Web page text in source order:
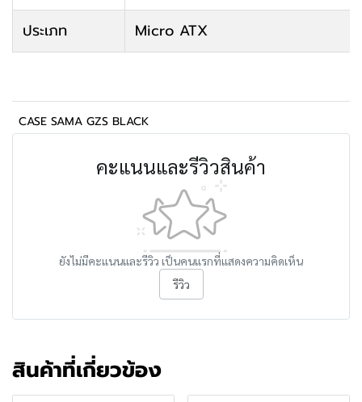
ประเภท Micro ATX
CASE SAMA GZS BLACK
คะแนนและรีวิวสินค้า
ยังไม่มีคะแนนและรีวิว เป็นคนแรกที่แสดงความคิดเห็น
รีวิว
สินค้าที่เกี่ยวข้อง